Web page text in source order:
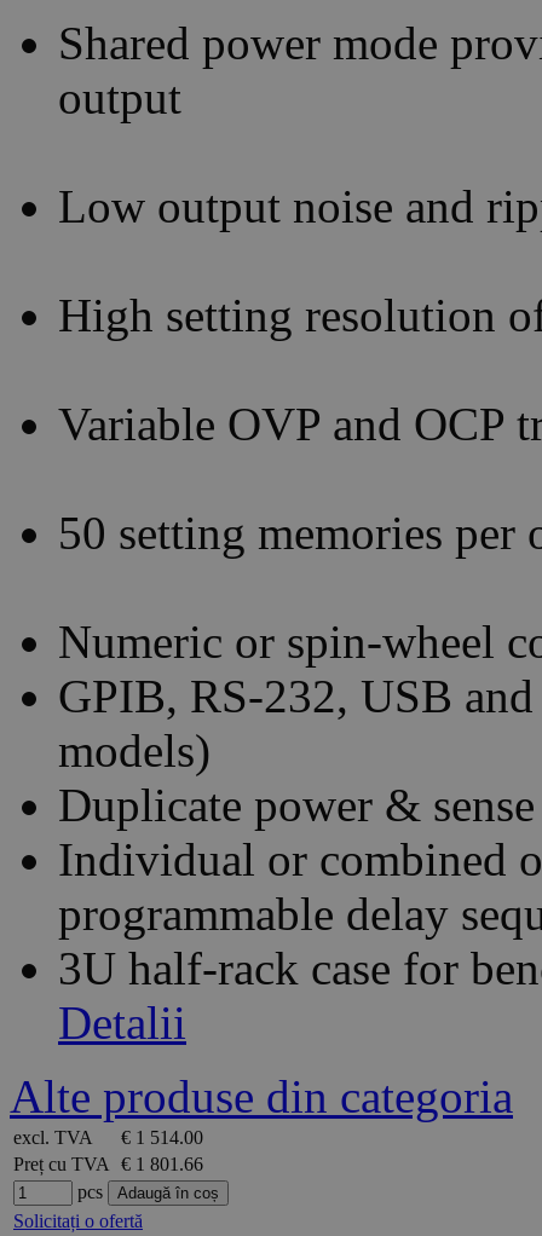
Shared power mode
output
Low output noise and
High setting resolution
Variable OVP and OCP
50 setting memories
Numeric or spin-wheel
GPIB, RS-232, USB
models)
Duplicate power &
Individual or combined
programmable delay
3U half-rack case for
Detalii
Alte produse din categoria
excl. TVA
€ 1 514.00
Preț cu TVA € 1 801.66
pcs
Solicitați o ofertă